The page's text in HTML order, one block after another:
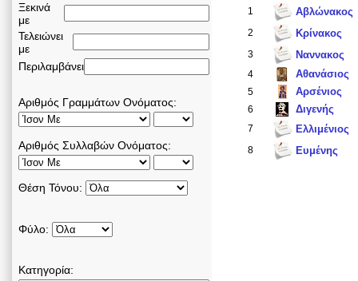
Ξεκινά
με
Τελειώνει
με
Περιλαμβάνει
Αριθμός Γραμμάτων Ονόματος:
Αριθμός Συλλαβών Ονόματος:
Θέση Τόνου:
Φύλο:
Κατηγορία:
1 Αβλώνακος
2 Κρίνακος
3 Ναννακος
4 Αθανάσιος
5 Αρσένιος
6 Διγενής
7 Ελλιμένιος
8 Ευμένης